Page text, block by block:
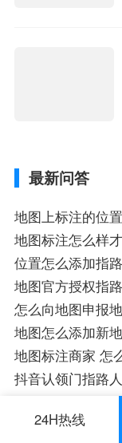
最新问答
地图上标注的位
地图标注怎么样
位置怎么添加指
地图官方授权指
怎么向地图申报
地图怎么添加新
地图标注商家 怎
抖音认领门指路
企业商户名称可
24H热线